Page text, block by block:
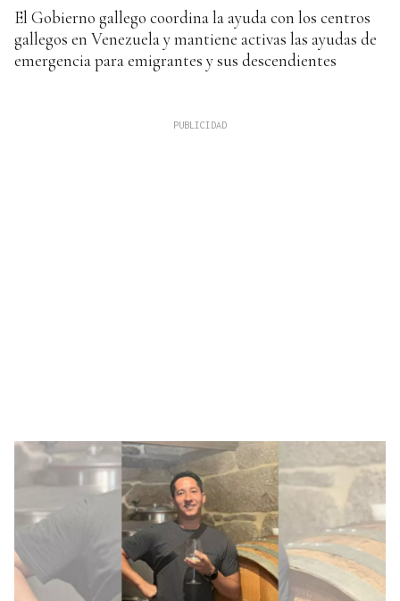
El Gobierno gallego coordina la ayuda con los centros
gallegos en Venezuela y mantiene activas las ayudas de
emergencia para emigrantes y sus descendientes